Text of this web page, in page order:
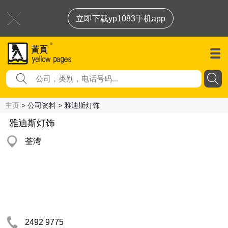
立即下载yp1083手机app
主页 > 公司资料 > 雅迪斯灯饰
雅迪斯灯饰
荃湾
2492 9775